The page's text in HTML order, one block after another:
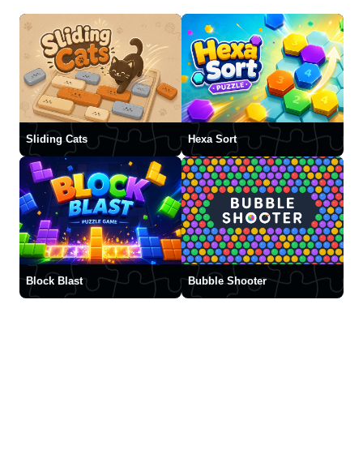
Sliding Cats Hexa Sort
Block Blast Bubble Shooter